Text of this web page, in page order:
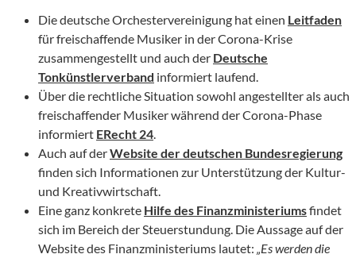
Die deutsche Orchestervereinigung hat einen Leitfaden
für freischaffende Musiker in der Corona-Krise
zusammengestellt und auch der Deutsche
Tonkünstlerverband informiert laufend.
Über die rechtliche Situation sowohl angestellter als auch
freischaffender Musiker während der Corona-Phase
informiert ERecht 24.
Auch auf derWebsite der deutschen Bundesregierung
finden sich Informationen zur Unterstützung der Kultur-
und Kreativwirtschaft.
Eine ganz konkrete Hilfe des Finanzministeriumsfindet
sich im Bereich der Steuerstundung. Die Aussage auf der
Website des Finanzministeriums lautet: „Es werden die